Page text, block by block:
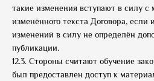
такие изменения вступают в силу
изменённого текста Договора, если
изменений в силу не определён
публикации.
12.3. Стороны считают обучение
был предоставлен доступ к